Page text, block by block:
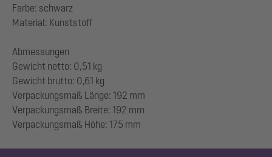
Farbe: schwarz
Material: Kunststoff
Abmessungen
Gewicht netto: 0,51 kg
Gewicht brutto: 0,61 kg
Verpackungsmaß Länge: 192 mm
Verpackungsmaß Breite: 192 mm